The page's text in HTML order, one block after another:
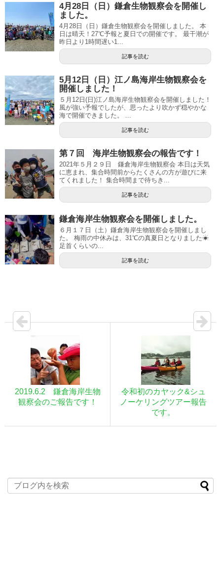
4月28日（日）鎌倉生物観察会を開催し
ました。
4月28日（日）鎌倉生物観察会を開催しました。 本
日は晴天！27℃予報と夏日での開催です。 最干潮が
昨日より1時間遅い1...
記事を読む
5月12日（日）江ノ島海岸生物観察会を
開催しました！
５月12日(日)江ノ島海岸生物観察会を開催しました！
風が強い予報でしたが、思ったより吹かず穏やかな
海で開催できました。 ...
記事を読む
第７回 海岸生物観察会の報告です！
2021年５月２９日 鎌倉海岸生物観察会 本日は天気
に恵まれ、集合時間前からたくさんの方が遊びに来
てくれました！ 集合時間まで待ちき...
記事を読む
鎌倉海岸生物観察会を開催しました。
６月１７日（土）鎌倉海岸生物観察会を開催しまし
た。 梅雨の中休みは、31℃の真夏日となりました☀
足首くらいの...
記事を読む
2019.6.2 鎌倉海岸生物
観察会のご報告です！
令和初のカヤック&シュ
ノーケリングツアー報告
です。